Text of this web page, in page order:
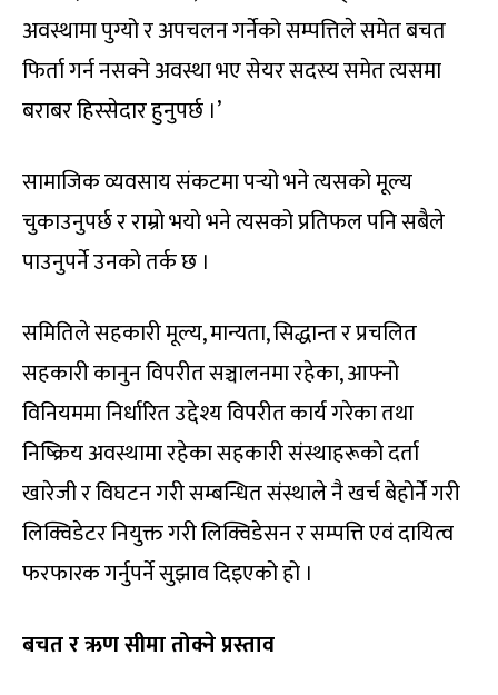
अवस्थामा पुग्यो र अपचलन गर्नेको सम्पत्तिले समेत बचत
फिर्ता गर्न नसक्ने अवस्था भए सेयर सदस्य समेत त्यसमा
बराबर हिस्सेदार हुनुपर्छ ।’
सामाजिक व्यवसाय संकटमा पर्‍यो भने त्यसको मूल्य
चुकाउनुपर्छ र राम्रो भयो भने त्यसको प्रतिफल पनि सबैले
पाउनुपर्ने उनको तर्क छ ।
समितिले सहकारी मूल्य, मान्यता, सिद्धान्त र प्रचलित
सहकारी कानुन विपरीत सञ्चालनमा रहेका, आफ्नो
विनियममा निर्धारित उद्देश्य विपरीत कार्य गरेका तथा
निष्क्रिय अवस्थामा रहेका सहकारी संस्थाहरूको दर्ता
खारेजी र विघटन गरी सम्बन्धित संस्थाले नै खर्च बेहोर्ने गरी
लिक्विडेटर नियुक्त गरी लिक्विडेसन र सम्पत्ति एवं दायित्व
फरफारक गर्नुपर्ने सुझाव दिइएको हो ।
बचत र ऋण सीमा तोक्ने प्रस्ताव